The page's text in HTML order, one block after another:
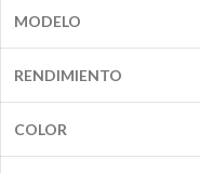
MODELO
RENDIMIENTO
COLOR